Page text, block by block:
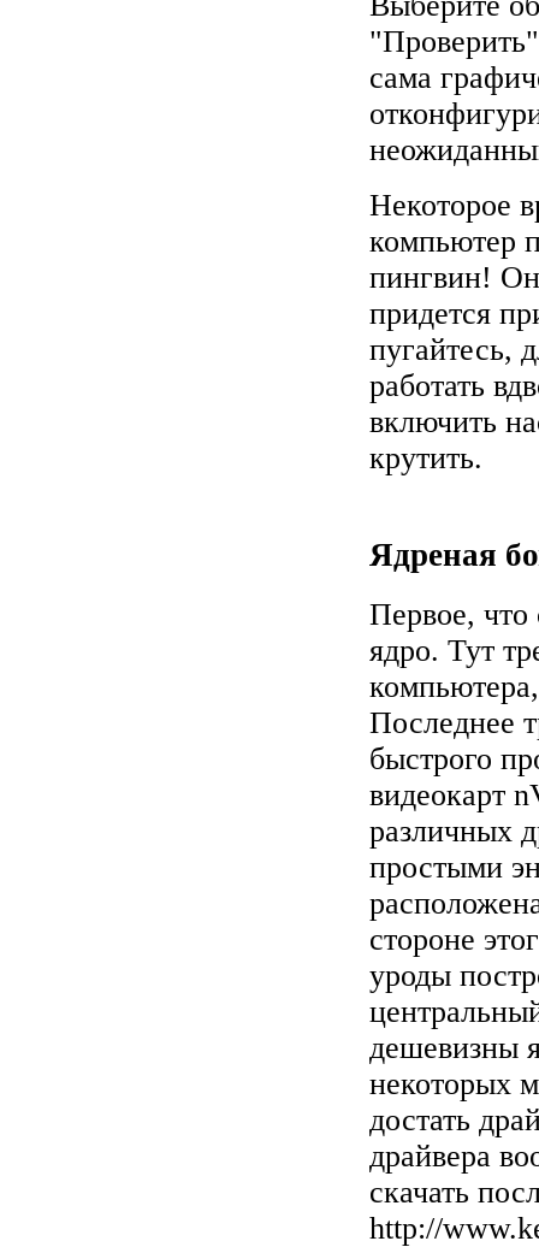
сама
Некоторое
компьютер
пингвин!
придется
пугайтесь,
работать
включить
крутить.
Ядреная
Первое, что
ядро. Тут
Последнее
быстрого
видеокарт
различных
простыми
стороне
уроды
дешевизны
некоторых
достать
драйвера
скачать
http://